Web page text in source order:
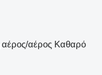
αέρος/αέρος Καθαρό